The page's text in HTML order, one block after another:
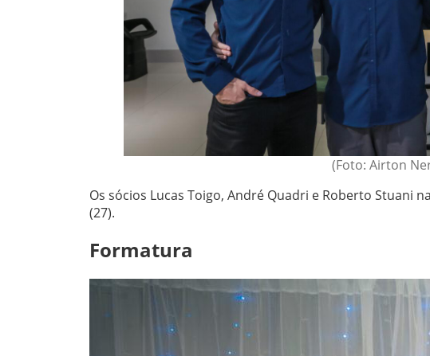
(Foto: Airton
Os sócios Lucas Toigo, André Quadri e Roberto Stuani
(27).
Formatura